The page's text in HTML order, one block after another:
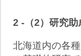
2 -（2）研究
北海道内の各